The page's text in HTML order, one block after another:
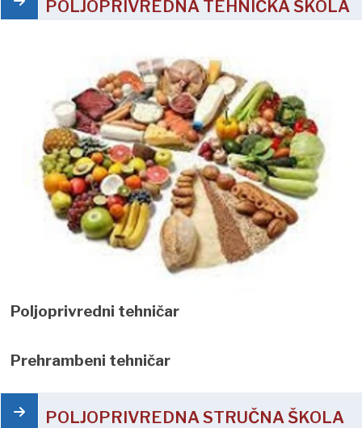
POLJOPRIVREDNA TEHNIČKA ŠKOLA
Poljoprivredni tehničar
Prehrambeni tehničar
POLJOPRIVREDNA STRUČNA ŠKOLA